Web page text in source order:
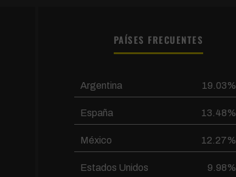
PAÍSES FRECUENTES
Argentina 19.03%
España 13.48%
México 12.27%
Estados Unidos 9.98%